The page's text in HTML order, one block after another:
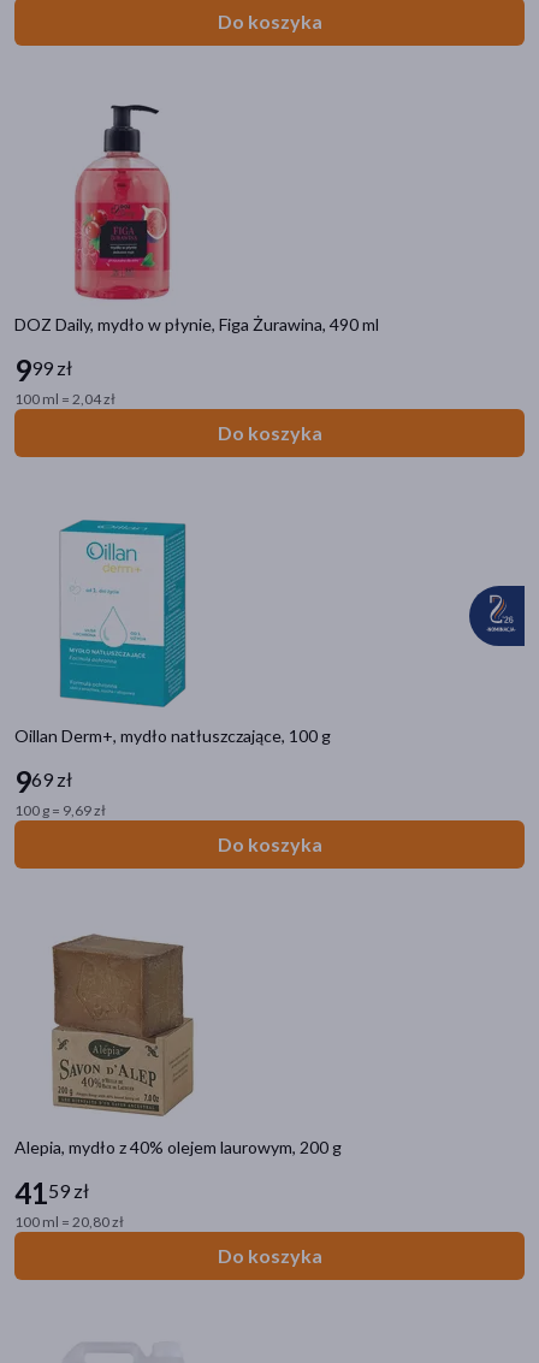
Do koszyka
DOZ Daily, mydło w płynie, Figa Żurawina, 490 ml
999 zł
100 ml = 2,04 zł
Do koszyka
Oillan Derm+, mydło natłuszczające, 100 g
969 zł
100 g = 9,69 zł
Do koszyka
Alepia, mydło z 40% olejem laurowym, 200 g
4159 zł
100 ml = 20,80 zł
Do koszyka